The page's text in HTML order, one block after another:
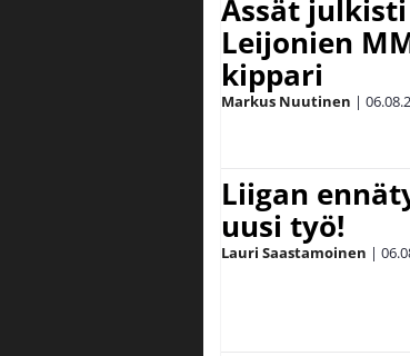
Ässät
Leijonien
kippari
Markus Nuutinen |
Liigan
uusi työ!
Lauri Saastamoinen |